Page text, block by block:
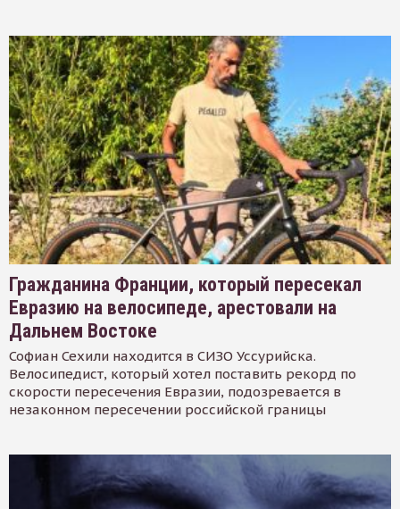
Гражданина Франции, который пересекал
Евразию на велосипеде, арестовали на
Дальнем Востоке
Софиан Сехили находится в СИЗО Уссурийска.
Велосипедист, который хотел поставить рекорд по
скорости пересечения Евразии, подозревается в
незаконном пересечении российской границы